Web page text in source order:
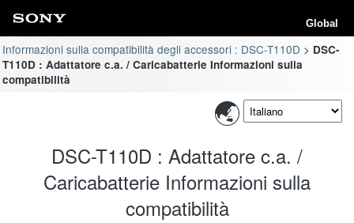
Global
Informazioni sulla compatibilità degli accessori : DSC-T110D
DSC-
T110D : Adattatore c.a. / Caricabatterie Informazioni sulla
compatibilità
DSC-T110D : Adattatore c.a. /
Caricabatterie Informazioni sulla
compatibilità